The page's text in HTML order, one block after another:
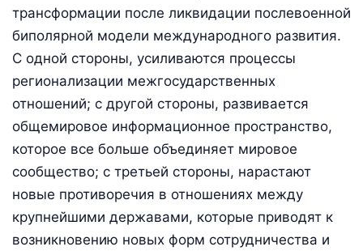
трансформации после ликвидации послевоенной
биполярной модели международного развития.
С одной стороны, усиливаются процессы
регионализации межгосударственных
отношений; с другой стороны, развивается
общемировое информационное пространство,
которое все больше объединяет мировое
сообщество; с третьей стороны, нарастают
новые противоречия в отношениях между
крупнейшими державами, которые приводят к
возникновению новых форм сотрудничества и